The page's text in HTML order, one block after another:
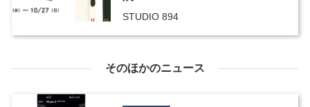
STUDIO 894
そのほかのニュース